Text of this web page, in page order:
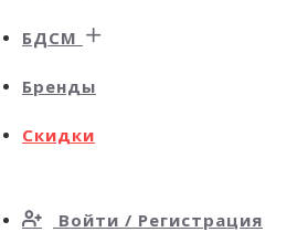
БДСМ
Бренды
Скидки
Войти / Регистрация